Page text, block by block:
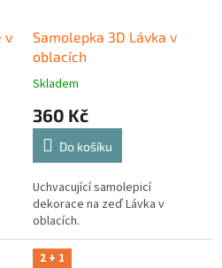
v
Samolepka 3D Lávka v
oblacích
Skladem
360 Kč
Do košíku
Uchvacující samolepicí
dekorace na zeď Lávka v
oblacích.
2 + 1